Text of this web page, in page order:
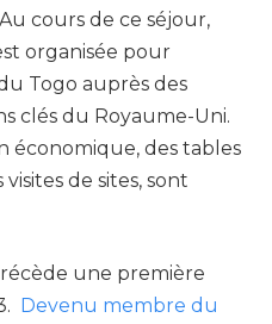
cours de ce séjour,
organisée pour
Togo auprès des
clés du Royaume-Uni.
économique, des tables
de sites, sont
une première
Devenu membre du